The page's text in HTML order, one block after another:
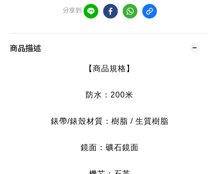
分享到
商品描述
【商品規格】
防水：200米
錶帶/錶殼材質：樹脂 / 生質樹脂
鏡面：礦石鏡面